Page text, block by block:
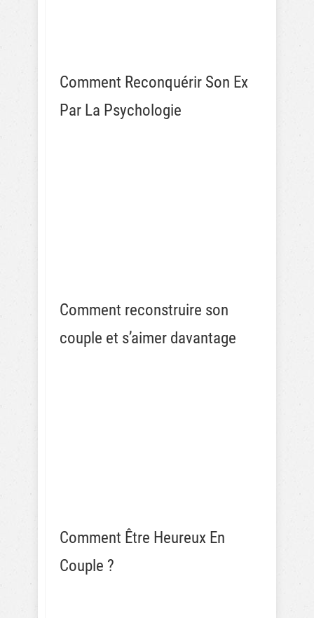
Comment Reconquérir Son Ex
Par La Psychologie
Comment reconstruire son
couple et s’aimer davantage
Comment Être Heureux En
Couple ?